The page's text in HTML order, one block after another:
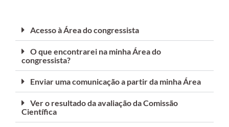
Acesso à Área do congressista
O que encontrarei na minha Área do
congressista?
Enviar uma comunicação a partir da minha Área
Ver o resultado da avaliação da Comissão
Científica